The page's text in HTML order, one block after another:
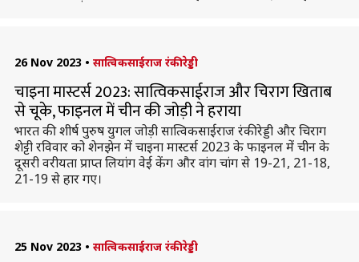
26 Nov 2023 • सात्विकसाईराज रंकीरेड्डी
चाइना मास्टर्स 2023: सात्विकसाईराज और चिराग खिताब
से चूके, फाइनल में चीन की जोड़ी ने हराया
भारत की शीर्ष पुरुष युगल जोड़ी सात्विकसाईराज रंकीरेड्डी और चिराग
शेट्टी रविवार को शेनझेन में चाइना मास्टर्स 2023 के फाइनल में चीन के
दूसरी वरीयता प्राप्त लियांग वेई केंग और वांग चांग से 19-21, 21-18,
21-19 से हार गए।
25 Nov 2023 • सात्विकसाईराज रंकीरेड्डी